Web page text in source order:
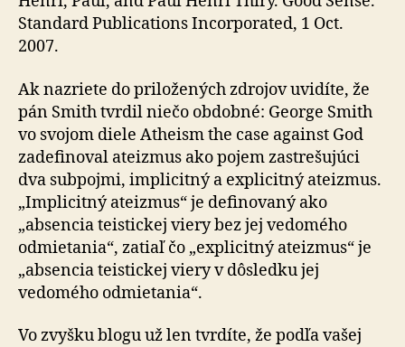
Standard Publications Incorporated, 1 Oct.
2007.
Ak nazriete do priložených zdrojov uvidíte, že
pán Smith tvrdil niečo obdobné: George Smith
vo svojom diele Atheism the case against God
zadefinoval ateizmus ako pojem zastrešujúci
dva subpojmi, implicitný a explicitný ateizmus.
„Implicitný ateizmus“ je definovaný ako
„absencia teistickej viery bez jej vedomého
odmietania“, zatiaľ čo „explicitný ateizmus“ je
„absencia teistickej viery v dôsledku jej
vedomého odmietania“.
Vo zvyšku blogu už len tvrdíte, že podľa vašej